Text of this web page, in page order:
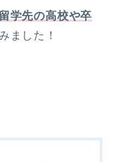
留学先の高校や卒
ました！